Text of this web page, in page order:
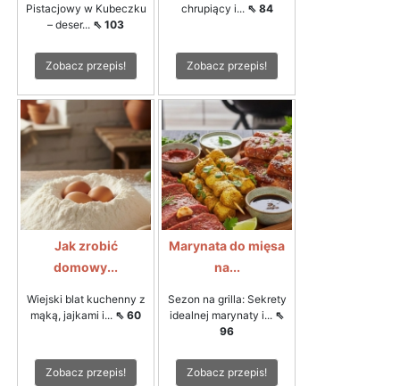
Pistacjowy w Kubeczku
– deser... ⇖ 103
Zobacz przepis!
chrupiący i... ⇖ 84
Zobacz przepis!
Jak zrobić
domowy...
Wiejski blat kuchenny z
mąką, jajkami i... ⇖ 60
Zobacz przepis!
Marynata do mięsa
na...
Sezon na grilla: Sekrety
idealnej marynaty i... ⇖
96
Zobacz przepis!